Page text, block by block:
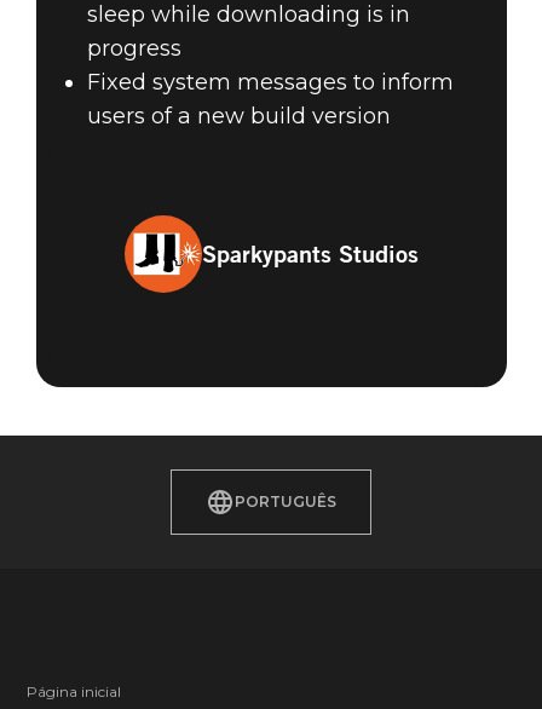
The Elder Scrolls: Legends
09 de outubro de 2018
SCROLLS:
LEGENDS 2.1.1
sleep while downloading is in
progress
Fixed system messages to inform
users of a new build version
Sparkypants Studios
PORTUGUÊS
Página inicial